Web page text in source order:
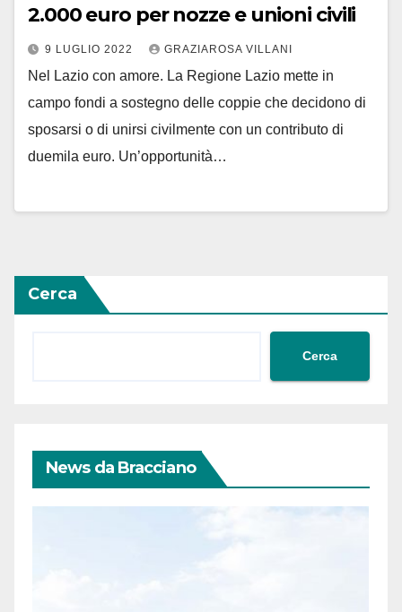
2.000 euro per nozze e unioni civili
9 LUGLIO 2022 GRAZIAROSA VILLANI
Nel Lazio con amore. La Regione Lazio mette in
campo fondi a sostegno delle coppie che decidono di
sposarsi o di unirsi civilmente con un contributo di
duemila euro. Un’opportunità…
Cerca
Cerca
News da Bracciano